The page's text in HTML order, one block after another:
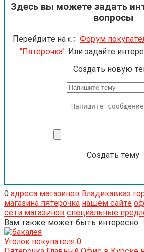
Здесь вы можете задать
вопросы
Перейдите на 👉 Форум
"Пятерочка". Или задайте
Cоздать новую
Создать тему
0 адреса магазинов Владикавказ
магазина пятерочка нашем сайте
сети магазинов специальные
Вам также может быть интересно
Уголок покупателя 0